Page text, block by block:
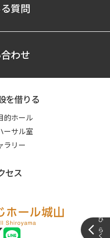
質問
わせ
を借りる
的ホール
ーサル室
ラリー
セス